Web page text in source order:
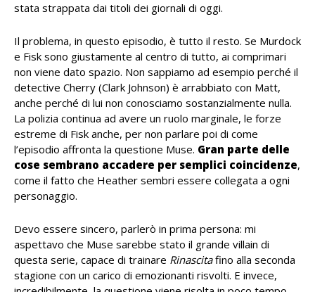
stata strappata dai titoli dei giornali di oggi.
Il problema, in questo episodio, è tutto il resto. Se Murdock
e Fisk sono giustamente al centro di tutto, ai comprimari
non viene dato spazio. Non sappiamo ad esempio perché il
detective Cherry (Clark Johnson) è arrabbiato con Matt,
anche perché di lui non conosciamo sostanzialmente nulla.
La polizia continua ad avere un ruolo marginale, le forze
estreme di Fisk anche, per non parlare poi di come
l’episodio affronta la questione Muse. Gran parte delle
cose sembrano accadere per semplici coincidenze,
come il fatto che Heather sembri essere collegata a ogni
personaggio.
Devo essere sincero, parlerò in prima persona: mi
aspettavo che Muse sarebbe stato il grande villain di
questa serie, capace di trainare Rinascitafino alla seconda
stagione con un carico di emozionanti risvolti. E invece,